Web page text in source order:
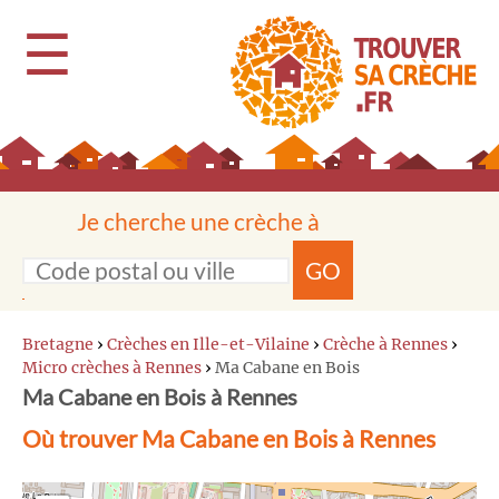
☰
Je cherche une crèche à
GO
Bretagne › Crèches en Ille-et-Vilaine › Crèche à Rennes ›
Micro crèches à Rennes › Ma Cabane en Bois
Ma Cabane en Bois à Rennes
Où trouver Ma Cabane en Bois à Rennes